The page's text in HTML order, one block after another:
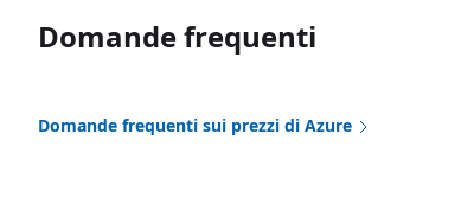
Domande frequenti
Domande frequenti sui prezzi di Azure